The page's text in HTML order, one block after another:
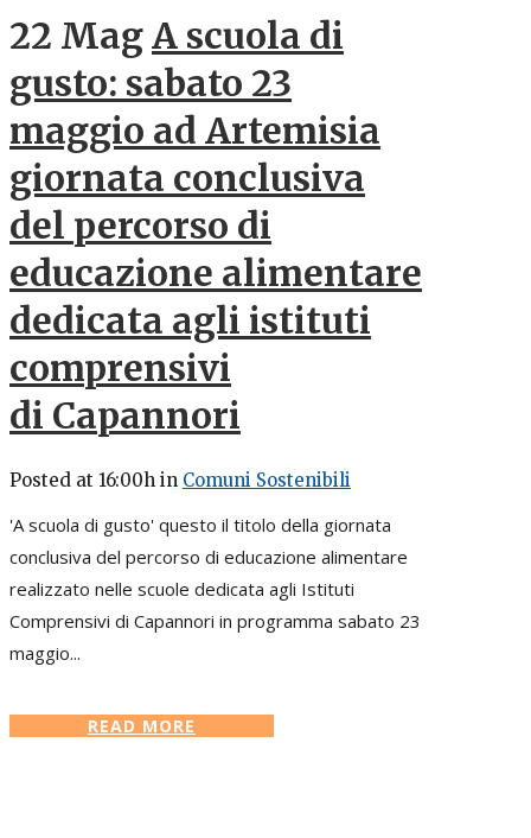
22 MagA scuola di
gusto: sabato 23
maggio ad Artemisia
giornata conclusiva
del percorso di
educazione alimentare
dedicata agli istituti
comprensivi
di Capannori
Posted at 16:00h in Comuni Sostenibili
'A scuola di gusto' questo il titolo della giornata
conclusiva del percorso di educazione alimentare
realizzato nelle scuole dedicata agli Istituti
Comprensivi di Capannori in programma sabato 23
maggio...
READ MORE